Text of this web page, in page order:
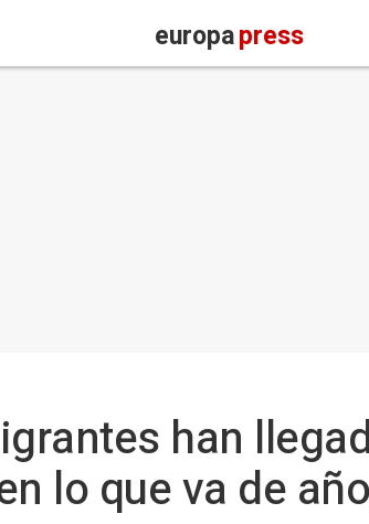
europapress
han
lo que va de